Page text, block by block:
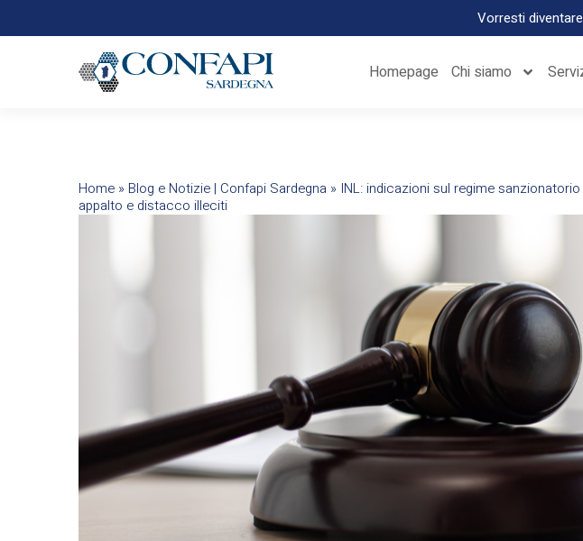
Vorresti
Homepage Chi siamo
Home » Blog e Notizie | Confapi Sardegna » INL: indicazioni sul regime
appalto e distacco illeciti